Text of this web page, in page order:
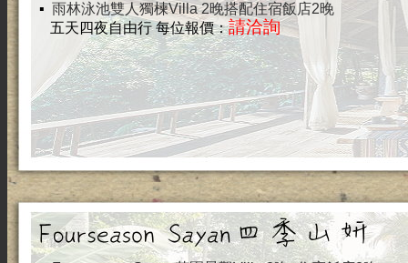
▪ 雨林泳池雙人獨楝Villa 2晚搭配住宿飯店2晚
五天四夜自由行 每位報價：請洽詢